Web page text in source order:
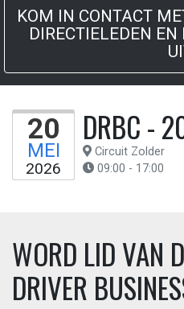
KOM IN CONTACT
DIRECTIELEDEN
20
MEI
2026
DRBC -
Circuit Zolder
09:00 - 17:00
WORD LID VAN
DRIVER